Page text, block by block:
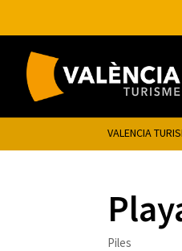
VALENCIA
Piles